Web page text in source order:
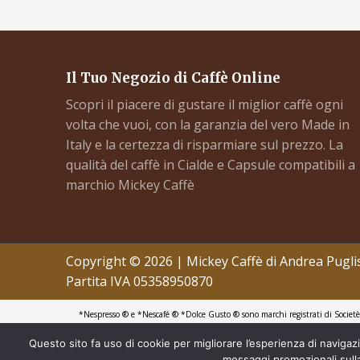
Il Tuo Negozio di Caffè Online
Scopri il piacere di gustare il miglior caffè ogni
volta che vuoi, con la garanzia del vero Made in
Italy e la certezza di risparmiare sul prezzo. La
qualità del caffè in Cialde e Capsule compatibili a
marchio Mickey Caffè
Copyright © 2026 | Mickey Caffè di Andrea
Partita IVA 05358950870
*Nespresso ® e *Nescafé ® *Dolce Gusto ® sono marchi registrati di
Caffè di Andrea Puglisi è produttore autonomo non collegato alla Luigi
Tutti i nome
Questo sito fa uso di cookie per migliorare l’esperienza di